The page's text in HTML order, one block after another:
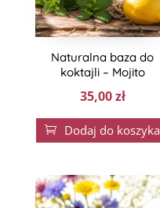
Naturalna baza do
koktajli – Mojito
35,00zł
 Dodaj do koszyka